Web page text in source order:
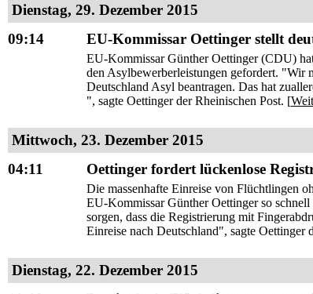
Dienstag, 29. Dezember 2015
09:14
EU-Kommissar Oettinger stellt
EU-Kommissar Günther Oettinger (CDU)
den Asylbewerberleistungen gefordert. "Wir
Deutschland Asyl beantragen. Das hat
", sagte Oettinger der Rheinischen Post. [
Mittwoch, 23. Dezember 2015
04:11
Oettinger fordert lückenlose
Die massenhafte Einreise von Flüchtlingen
EU-Kommissar Günther Oettinger so
sorgen, dass die Registrierung mit
Einreise nach Deutschland", sagte Oettinger
Dienstag, 22. Dezember 2015